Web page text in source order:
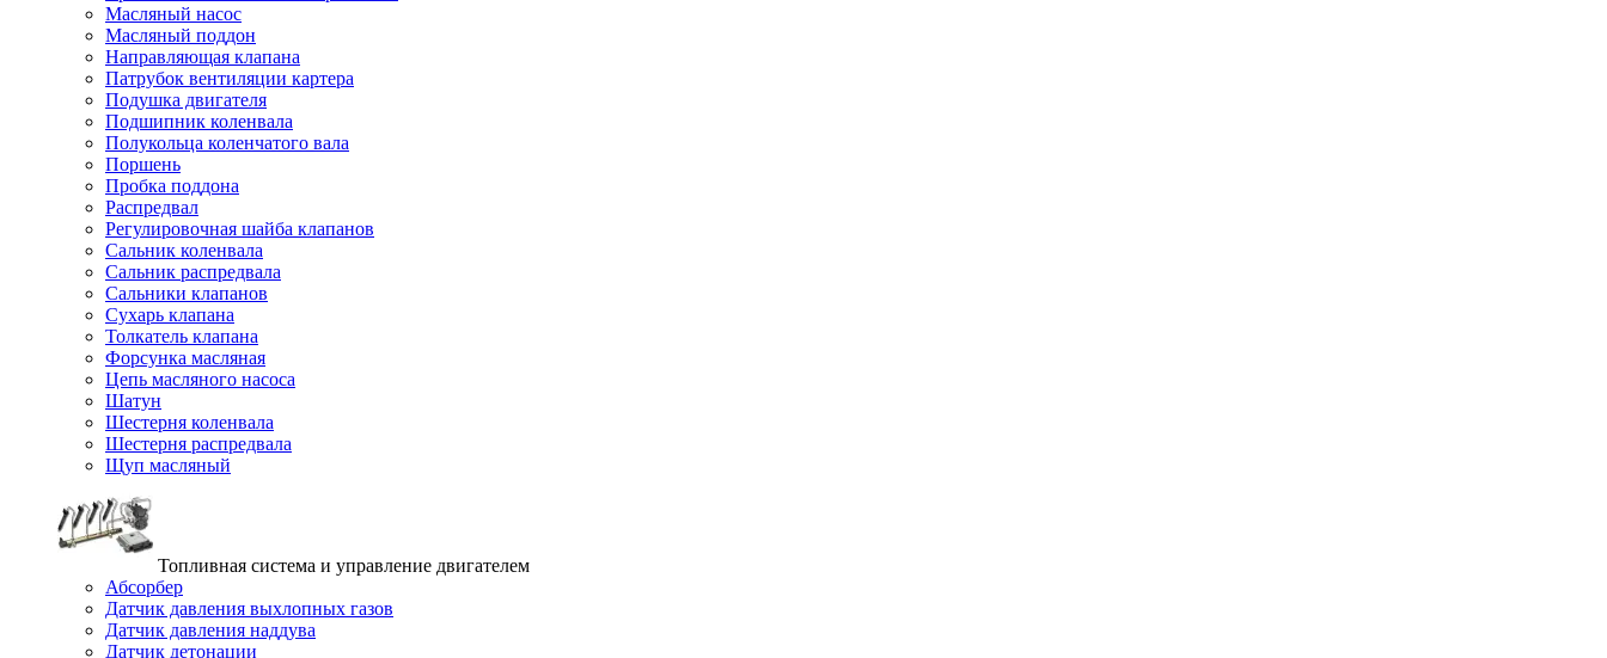
Масляный насос
Масляный поддон
Направляющая клапана
Патрубок вентиляции картера
Подушка двигателя
Подшипник коленвала
Полукольца коленчатого вала
Поршень
Пробка поддона
Распредвал
Регулировочная шайба клапанов
Сальник коленвала
Сальник распредвала
Сальники клапанов
Сухарь клапана
Толкатель клапана
Форсунка масляная
Цепь масляного насоса
Шатун
Шестерня коленвала
Шестерня распредвала
Щуп масляный
Топливная система и управление двигателем
Абсорбер
Датчик давления выхлопных газов
Датчик давления наддува
Датчик детонации